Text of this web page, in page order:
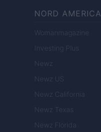
NORD AMERICA
Womanmagazine
Investing Plus
Newz
Newz US
Newz California
Newz Texas
Newz Florida